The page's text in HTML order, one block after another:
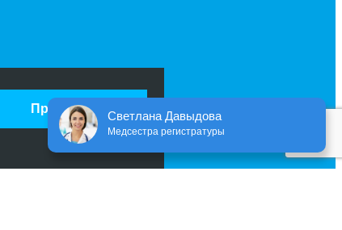
Принять
Светлана Давыдова
Медсестра регистратуры